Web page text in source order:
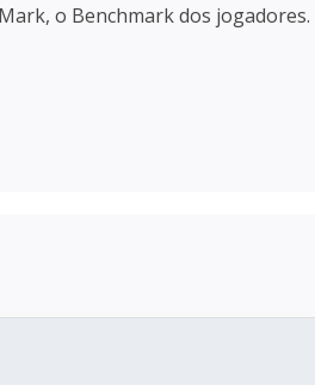
o Benchmark dos jogadores.